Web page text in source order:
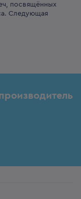
посвящённых
Следующая